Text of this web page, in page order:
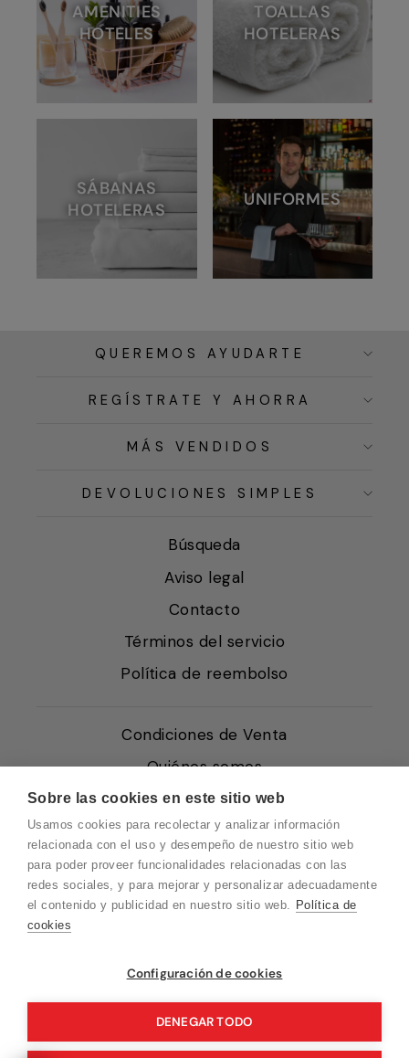
Sobre las cookies en este sitio web
Usamos cookies para recolectar y analizar información
relacionada con el uso y desempeño de nuestro sitio web
para poder proveer funcionalidades relacionadas con las
redes sociales, y para mejorar y personalizar adecuadamente
el contenido y publicidad en nuestro sitio web. Política de
cookies
Configuración de cookies
DENEGAR TODO
AMENITIES
HOTELES
TOALLAS
HOTELERAS
SÁBANAS
HOTELERAS
UNIFORMES
QUEREMOS AYUDARTE
REGÍSTRATE Y AHORRA
MÁS VENDIDOS
DEVOLUCIONES SIMPLES
Búsqueda
Aviso legal
Contacto
Términos del servicio
Política de reembolso
Condiciones de Venta
Quiénes somos
Política de Cookies
Protección de Datos
Blog EN
Blog FR
Vuelvo en un momento. Recuerda que
nuestro horario de atención al cliente es de